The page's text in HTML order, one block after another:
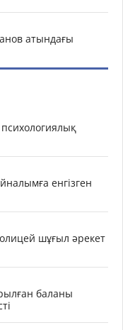
атындағы
енгізген
шұғыл әрекет
баланы